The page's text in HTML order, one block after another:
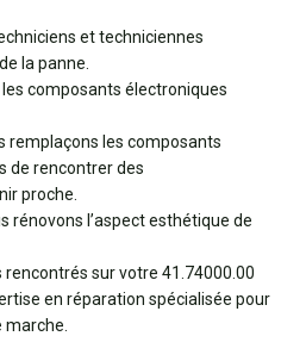
et techniciennes
la panne.
composants électroniques
remplaçons les composants
de rencontrer des
proche.
rénovons l’aspect esthétique de
rencontrés sur votre 41.74000.00
en réparation spécialisée pour